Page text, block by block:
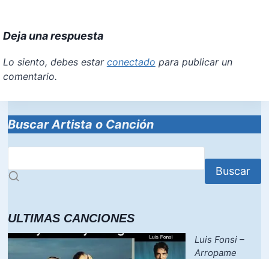
c
e
b
o
o
k
er
e
st
at
s
A
p
d
n
Deja una respuesta
Lo siento, debes estar conectado para publicar un
comentario.
Buscar Artista o Canción
Buscar
ULTIMAS CANCIONES
Luis Fonsi –
Arropame